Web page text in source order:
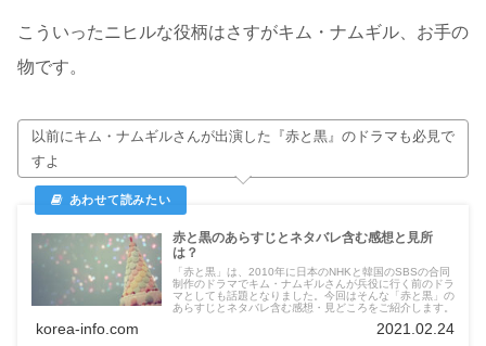
こういったニヒルな役柄はさすがキム・ナムギル、お手の
物です。
以前にキム・ナムギルさんが出演した『赤と黒』のドラマも必見で
すよ
赤と黒のあらすじとネタバレ含む感想と見所
は？
「赤と黒」は、2010年に日本のNHKと韓国のSBSの合同
制作のドラマでキム・ナムギルさんが兵役に行く前のドラ
マとしても話題となりました。今回はそんな「赤と黒」の
あらすじとネタバレ含む感想・見どころをご紹介します。
korea-info.com 2021.02.24